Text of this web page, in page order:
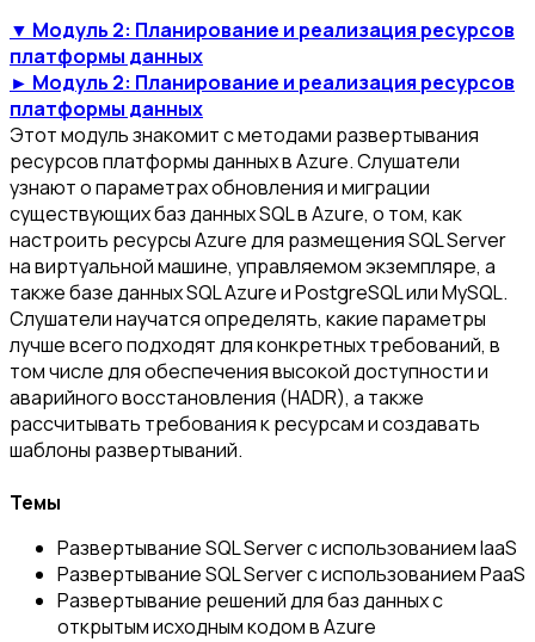
▼ Модуль 2: Планирование и реализация ресурсов
платформы данных
► Модуль 2: Планирование и реализация ресурсов
платформы данных
Этот модуль знакомит с методами развертывания
ресурсов платформы данных в Azure. Слушатели
узнают о параметрах обновления и миграции
существующих баз данных SQL в Azure, о том, как
настроить ресурсы Azure для размещения SQL Server
на виртуальной машине, управляемом экземпляре, а
также базе данных SQL Azure и PostgreSQL или MySQL.
Слушатели научатся определять, какие параметры
лучше всего подходят для конкретных требований, в
том числе для обеспечения высокой доступности и
аварийного восстановления (HADR), а также
рассчитывать требования к ресурсам и создавать
шаблоны развертываний.
Темы
Развертывание SQL Server с использованием IaaS
Развертывание SQL Server с использованием PaaS
Развертывание решений для баз данных с
открытым исходным кодом в Azure